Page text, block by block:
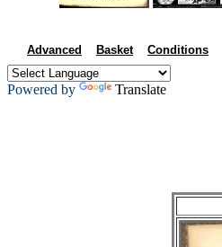
Advanced Basket Conditions
Powered by Translate